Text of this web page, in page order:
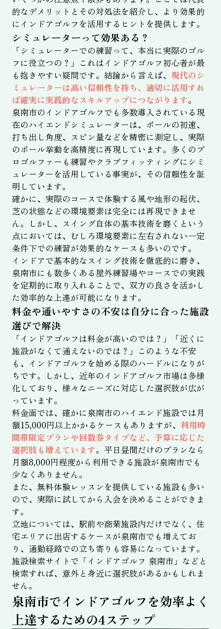
的なデメリットとその対処法を紹介し、より効果的
にインドアゴルフを活用するヒントを提供します。
シミュレーターって効果ある？
「シミュレーターでの練習って、本当に実際のゴル
フに役立つの？」これはインドアゴルフ初心者が最
も抱きやすい疑問です。結論から言えば、 現代のシ
ミュレーターは高い信頼性を持ち、適切に活用すれ
ば確実に実践的なスキルアップにつながります。
泉南市のインドアゴルフでも多数導入されている現
在のハイエンドシミュレーターは、ボールの初速、
打ち出し角度、スピン量などを精密に測定し、実際
のボール挙動を高精度に再現しています。多くのプ
ロゴルファーも練習やクラブフィッティングにシミ
ュレーターを活用している事実が、その信頼性を証
明しています。
確かに、実際のコースで体験する風や地形の起伏、
芝の状態などの環境要素は完全には再現できませ
ん。しかし、スイング自体の基本技術を磨くという
点においては、むしろ環境要素に左右されない一定
条件下での練習が効果的なケースも多いのです。
インドアで基本的なスイング技術を徹底的に磨き、
泉南市にも数多くある屋外練習場やコースでの実践
を定期的に取り入れることで、双方の良さを活かし
た効率的な上達が可能になります。
料金や通いやすさの不安は自分に合った施設
選びで解決
「インドアゴルフは料金が高いのでは？」「近くに
施設がなくて通えないのでは？」このような不安
も、インドアゴルフを始める際のハードルになりが
ちです。しかし、近年のインドアゴルフ市場は多様
化しており、様々なニーズに対応した選択肢が広が
っています。
料金面では、確かに泉南市のハイエンド施設では月
額15,000円以上かかるケースもありますが、 利用時
間帯限定プランや回数券タイプなど、予算に応じた
選択肢も増えています。平日昼間だけのプランなら
月額8,000円程度から利用できる施設が泉南市でも
少なくありません。
また、無料体験レッスンを提供している施設も多い
ので、実際に試してから入会を決めることができま
す。
立地については、駅前や商業施設内だけでなく、住
宅エリアに出店するケースが泉南市でも増えてお
り、通勤経路での立ち寄りも容易になっています。
施設検索サイトで「インドアゴルフ 泉南市」などと
検索すれば、意外と身近に選択肢があるかもしれま
せん。
泉南市でインドアゴルフを効率よく
上達するための4ステップ